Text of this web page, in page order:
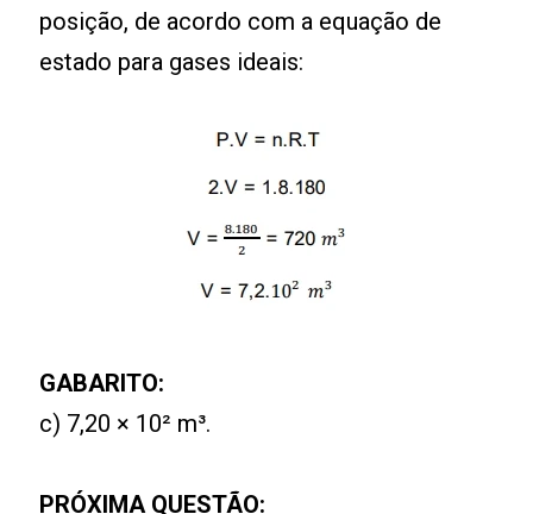
posição, de acordo com a equação de
estado para gases ideais:
GABARITO:
c) 7,20 × 10² m³.
PRÓXIMA QUESTÃO: